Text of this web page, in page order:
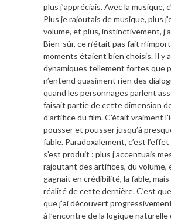
plus j’appréciais. Avec la musique,
Plus je rajoutais de musique, plus
volume, et plus, instinctivement,
Bien-sûr, ce n’était pas fait
moments étaient bien choisis. Il y
dynamiques tellement fortes que
n’entend quasiment rien des
quand les personnages parlent
faisait partie de cette dimension
d’artifice du film. C’était vraiment
pousser et pousser jusqu’à
fable. Paradoxalement, c’est
s’est produit : plus j’accentuais
rajoutant des artifices, du volume,
gagnait en crédibilité, la fable, mais
réalité de cette dernière. C’est
que j’ai découvert
à l’encontre de la logique naturelle